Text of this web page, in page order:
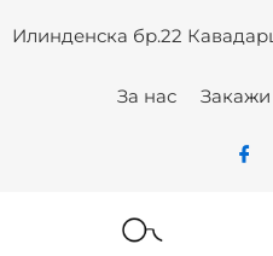
toИлинденска бр.22
За нас Закажи